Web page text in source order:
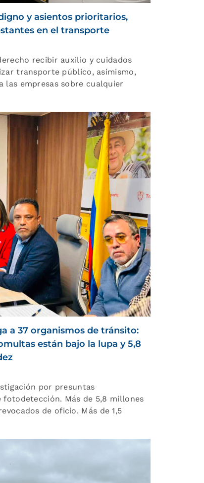
y asientos prioritarios,
en el transporte
recibir auxilio y cuidados
transporte público, asimismo,
las empresas sobre cualquier
a 37 organismos de tránsito:
están bajo la lupa y 5,8
por presuntas
fotodetección. Más de 5,8 millones
de oficio. Más de 1,5